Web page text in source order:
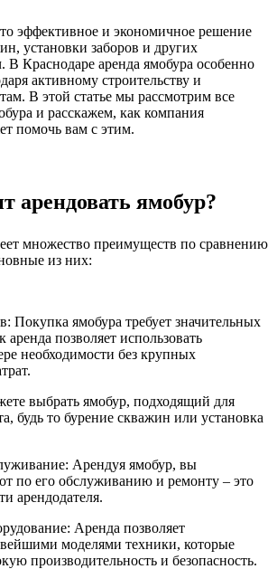
эффективное и экономичное решение
установки заборов и других
В Краснодаре аренда ямобура особенно
активному строительству и
В этой статье мы рассмотрим все
и расскажем, как компания
помочь вам с этим.
арендовать ямобур?
множество преимуществ по сравнению
из них:
Покупка ямобура требует значительных
аренда позволяет использовать
необходимости без крупных
выбрать ямобур, подходящий для
будь то бурение скважин или установка
Арендуя ямобур, вы
по его обслуживанию и ремонту – это
арендодателя.
Аренда позволяет
моделями техники, которые
производительность и безопасность.